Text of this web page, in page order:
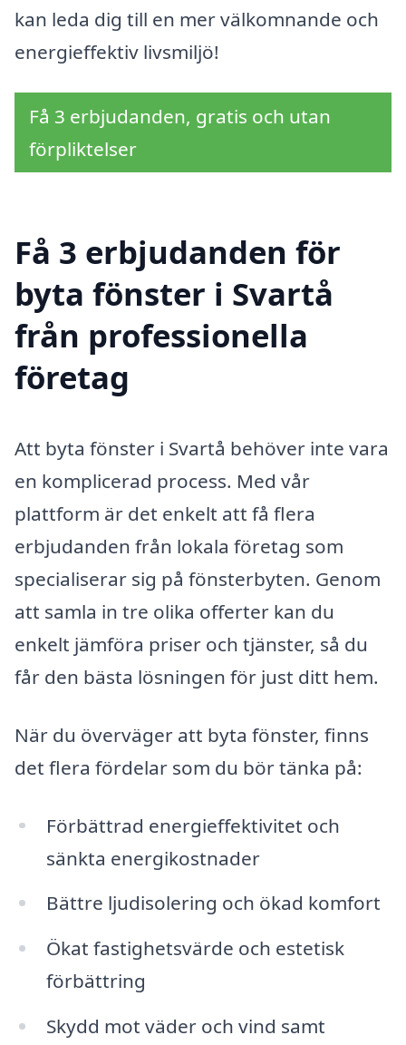
kan leda dig till en mer välkomnande och
energieffektiv livsmiljö!
Få 3 erbjudanden, gratis och utan
förpliktelser
Få 3 erbjudanden för
byta fönster i Svartå
från professionella
företag
Att byta fönster i Svartå behöver inte vara
en komplicerad process. Med vår
plattform är det enkelt att få flera
erbjudanden från lokala företag som
specialiserar sig på fönsterbyten. Genom
att samla in tre olika offerter kan du
enkelt jämföra priser och tjänster, så du
får den bästa lösningen för just ditt hem.
När du överväger att byta fönster, finns
det flera fördelar som du bör tänka på:
Förbättrad energieffektivitet och
sänkta energikostnader
Bättre ljudisolering och ökad komfort
Ökat fastighetsvärde och estetisk
förbättring
Skydd mot väder och vind samt